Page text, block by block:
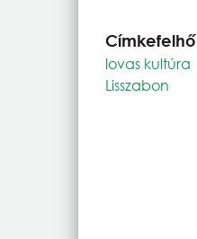
Címkefelhő
lovas kultúra
Lisszabon